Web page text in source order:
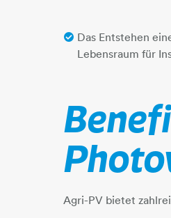
Das Entstehen
Lebensraum für
Agri-PV bietet